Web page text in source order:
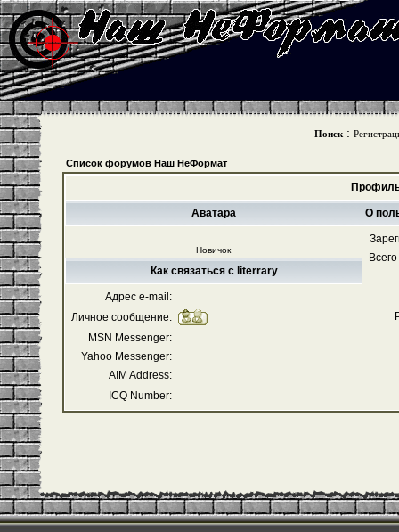
Поиск :
Список форумов Наш НеФормат
Аватара О
Новичок
Как связаться с literrary
Адрес e-mail:
Личное сообщение:
MSN Messenger:
Yahoo Messenger:
AIM Address:
ICQ Number: